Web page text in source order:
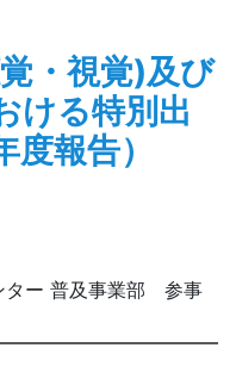
・視覚)及び
ける特別出
報告）
ター 普及事業部 参事